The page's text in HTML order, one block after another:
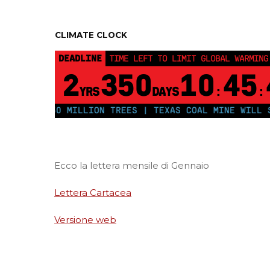
CLIMATE CLOCK
DEADLINE TIME LEFT TO LIMIT GLOBAL
2YRS350DAYS 10 : 45 :
250 MILLION TREES | TEXAS COAL MINE WILL
Ecco la lettera mensile di Gennaio
Lettera Cartacea
Versione web